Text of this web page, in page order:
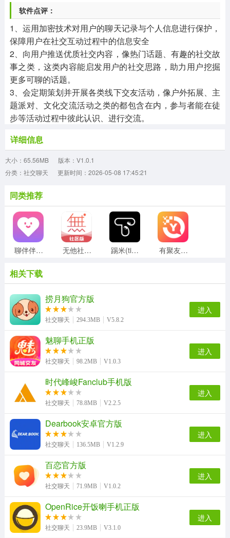
软件点评：
1、运用加密技术对用户的聊天记录与个人信息进行保护，
保障用户在社交互动过程中的信息安全
2、向用户推送优质社交内容，像热门话题、有趣的社交故
事之类，这类内容能启发用户的社交思路，助力用户挖掘
更多可聊的话题。
3、会定期策划并开展各类线下交友活动，像户外拓展、主
题派对、文化交流活动之类的都包含在内，参与者能在徒
步等活动过程中彼此认识、进行交流。
详细信息
大小：65.56MB
版本：V1.0.1
分类：社交聊天
更新时间：2026-05-08 17:45:21
同类推荐
聊伴伴无广告版 无他社区版 踢米(timing)手机最新版 有聚友聚正版
连信最新版 我的圈子直装版
乐附近安卓官方版 蜜糖聊天交友无广告版
记忆助手官方最新版
相关下载
捞月狗官方版
社交聊天 294.3MB V5.8.2
进入
魅聊手机正版
社交聊天 98.2MB V1.0.3
进入
时代峰峻Fanclub手机版
社交聊天 78.8MB V2.2.5
进入
Dearbook安卓官方版
社交聊天 136.5MB V1.2.9
进入
百恋官方版
社交聊天 71.9MB V1.0.2
进入
OpenRice开饭喇手机正版
社交聊天 23.9MB V3.1.0
进入